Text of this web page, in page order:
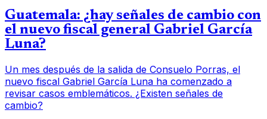
Guatemala: ¿hay señales de cambio con
el nuevo fiscal general Gabriel García
Luna?
Un mes después de la salida de Consuelo Porras, el
nuevo fiscal Gabriel García Luna ha comenzado a
revisar casos emblemáticos. ¿Existen señales de
cambio?